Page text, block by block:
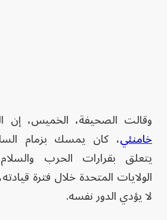
وقالت الصحيفة، الخميس، إن
خامنئي، كان يمسك بزمام
يتعلق بقرارات الحرب
الولايات المتحدة خلال فترة
لا يؤدي الدور نفسه.